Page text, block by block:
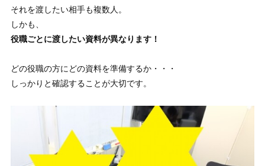
それを渡したい相手も複数人。
しかも、
役職ごとに渡したい資料が異なります！
どの役職の方にどの資料を準備するか・・・
しっかりと確認することが大切です。